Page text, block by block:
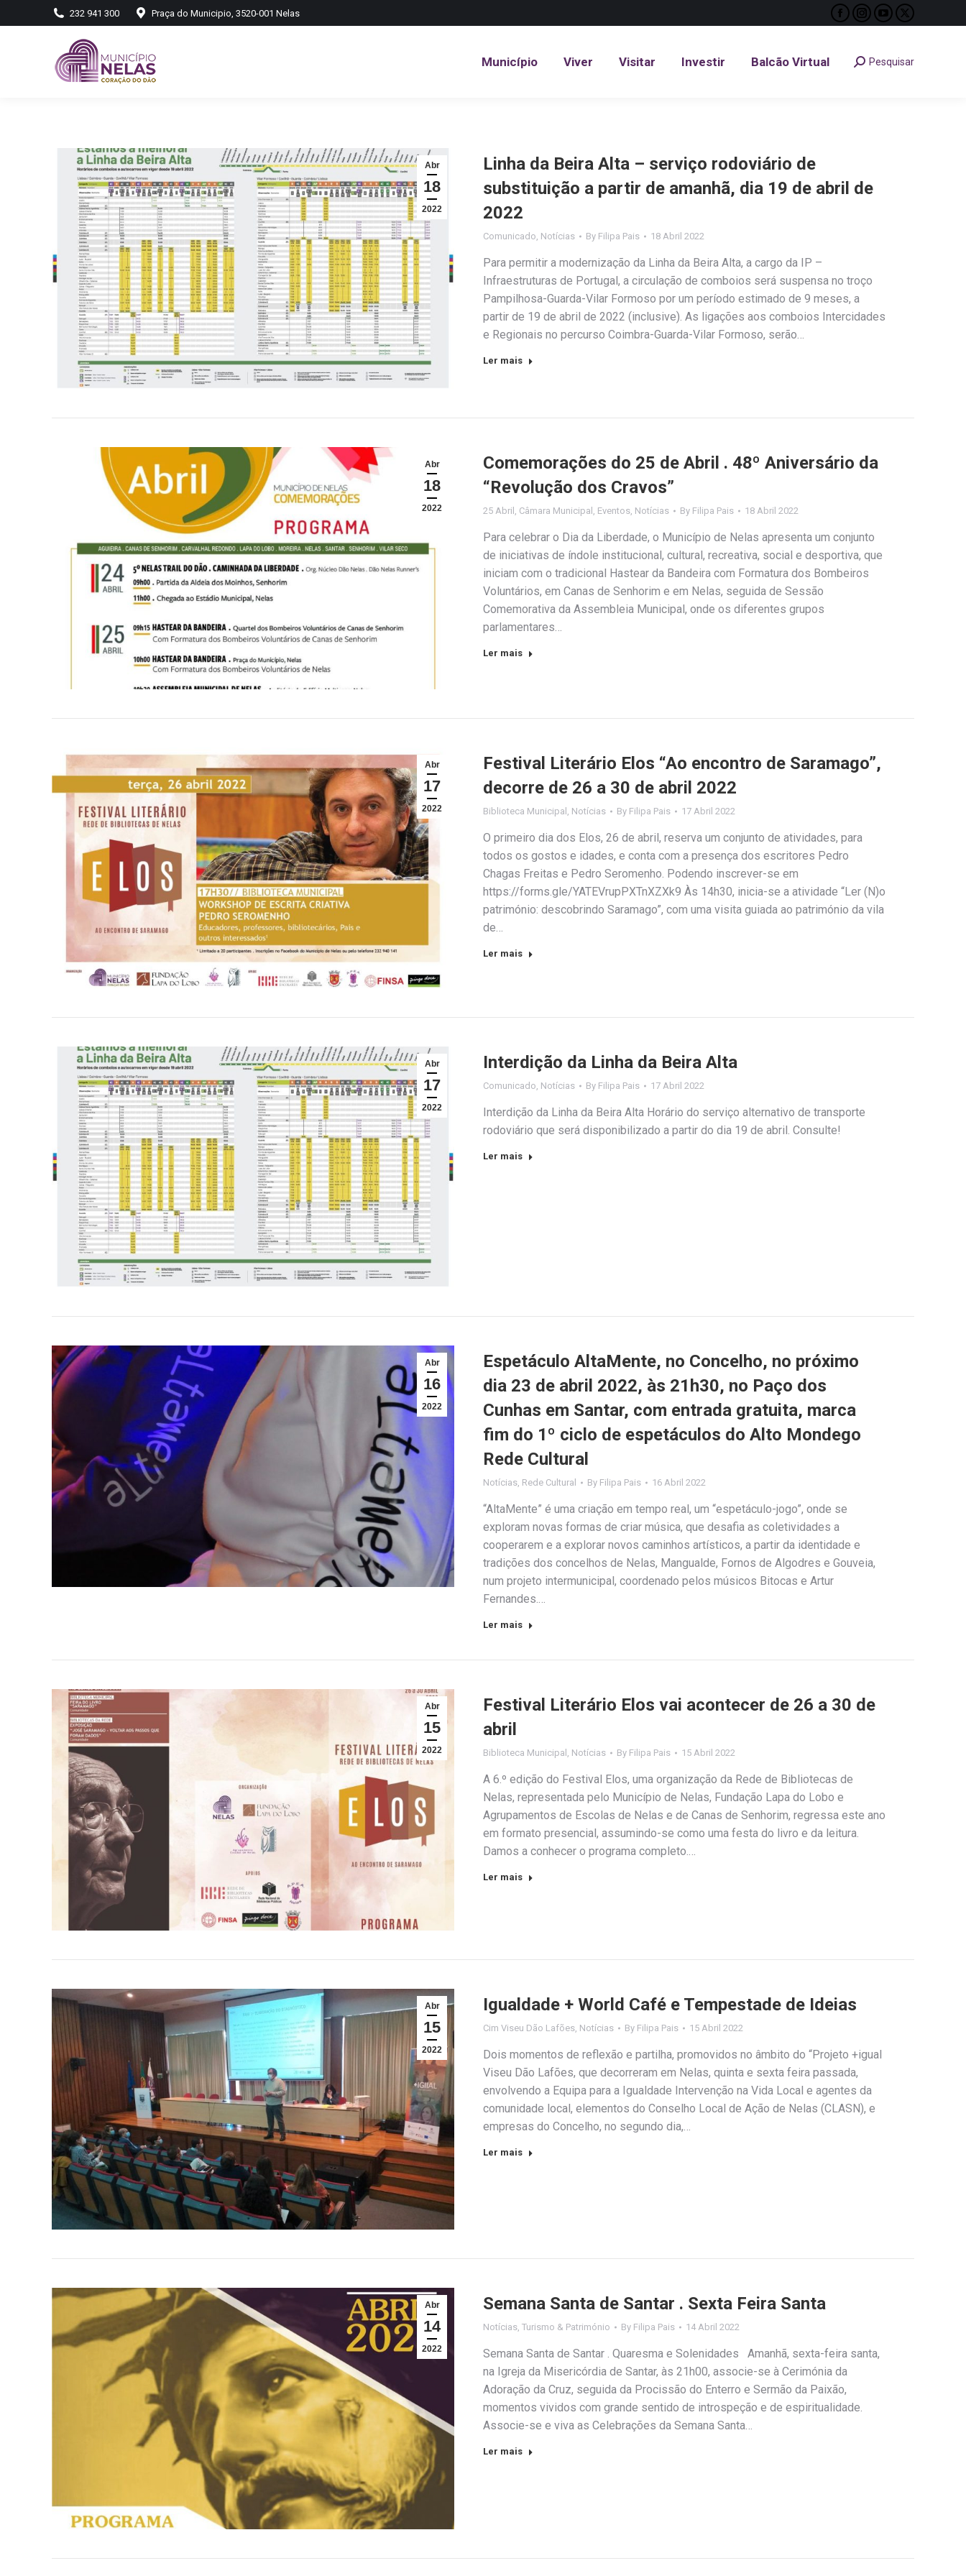
232 941 300 Praça do Municipio, 3520-001 Nelas
Facebook
opens
Instagram
opens
YouTube
opens
X
opens
Município Viver Visitar Investir Balcão Virtual Search:Pesquisar
Abr
18
2022
Linha da Beira Alta – serviço rodoviário de
substituição a partir de amanhã, dia 19 de abril de
2022
Comunicado, Notícias By Filipa Pais 18 Abril 2022
Para permitir a modernização da Linha da Beira Alta, a cargo da IP –
Infraestruturas de Portugal, a circulação de comboios será suspensa no troço
Pampilhosa-Guarda-Vilar Formoso por um período estimado de 9 meses, a
partir de 19 de abril de 2022 (inclusive). As ligações aos comboios Intercidades
e Regionais no percurso Coimbra-Guarda-Vilar Formoso, serão…
Ler mais
Abr
18
2022
Comemorações do 25 de Abril . 48º Aniversário da
“Revolução dos Cravos”
25 Abril , Câmara Municipal , Eventos, Notícias By Filipa Pais 18 Abril 2022
Para celebrar o Dia da Liberdade, o Município de Nelas apresenta um conjunto
de iniciativas de índole institucional, cultural, recreativa, social e desportiva, que
iniciam com o tradicional Hastear da Bandeira com Formatura dos Bombeiros
Voluntários, em Canas de Senhorim e em Nelas, seguida de Sessão
Comemorativa da Assembleia Municipal, onde os diferentes grupos
parlamentares…
Ler mais
Abr
17
2022
Festival Literário Elos “Ao encontro de Saramago”,
decorre de 26 a 30 de abril 2022
Biblioteca Municipal Notícias By Filipa Pais 17 Abril 2022
O primeiro dia dos Elos, 26 de abril, reserva um conjunto de atividades, para
todos os gostos e idades, e conta com a presença dos escritores Pedro
Chagas Freitas e Pedro Seromenho. Podendo inscrever-se em
https://forms.gle/YATEVrupPXTnXZXk9 Às 14h30, inicia-se a atividade “Ler (N)o
património: descobrindo Saramago”, com uma visita guiada ao património da vila
de…
Ler mais
Abr
17
2022
Interdição da Linha da Beira Alta
Comunicado Notícias By Filipa Pais 17 Abril 2022
Interdição da Linha da Beira Alta Horário do serviço alternativo de transporte
rodoviário que será disponibilizado a partir do dia 19 de abril. Consulte!
Ler mais
Abr
16
2022
Espetáculo AltaMente, no Concelho, no próximo
dia 23 de abril 2022, às 21h30, no Paço dos
Cunhas em Santar, com entrada gratuita, marca
fim do 1º ciclo de espetáculos do Alto Mondego
Rede Cultural
Notícias, Rede Cultural By Filipa Pais 16 Abril 2022
“AltaMente” é uma criação em tempo real, um “espetáculo-jogo”, onde se
exploram novas formas de criar música, que desafia as coletividades a
cooperarem e a explorar novos caminhos artísticos, a partir da identidade e
tradições dos concelhos de Nelas, Mangualde, Fornos de Algodres e Gouveia,
num projeto intermunicipal, coordenado pelos músicos Bitocas e Artur
Fernandes.…
Ler mais
Abr
15
2022
Festival Literário Elos vai acontecer de 26 a 30 de
abril
Biblioteca Municipal , Notícias By Filipa Pais 15 Abril 2022
A 6.º edição do Festival Elos, uma organização da Rede de Bibliotecas de
Nelas, representada pelo Município de Nelas, Fundação Lapa do Lobo e
Agrupamentos de Escolas de Nelas e de Canas de Senhorim, regressa este ano
em formato presencial, assumindo-se como uma festa do livro e da leitura.
Damos a conhecer o programa completo.…
Ler mais
Abr
15
2022
Igualdade + World Café e Tempestade de Ideias
Cim Viseu Dão Lafões Notícias By Filipa Pais 15 Abril 2022
Dois momentos de reflexão e partilha, promovidos no âmbito do “Projeto +igual
Viseu Dão Lafões, que decorreram em Nelas, quinta e sexta feira passada,
envolvendo a Equipa para a Igualdade Intervenção na Vida Local e agentes da
comunidade local, elementos do Conselho Local de Ação de Nelas (CLASN), e
empresas do Concelho, no segundo dia,…
Ler mais
Abr
14
2022
Semana Santa de Santar . Sexta Feira Santa
Notícias, Turismo & Património By Filipa Pais 14 Abril 2022
Semana Santa de Santar . Quaresma e Solenidades Amanhã, sexta-feira santa,
na Igreja da Misericórdia de Santar, às 21h00, associe-se à Cerimónia da
Adoração da Cruz, seguida da Procissão do Enterro e Sermão da Paixão,
momentos vividos com grande sentido de introspeção e de espiritualidade.
Associe-se e viva as Celebrações da Semana Santa…
Ler mais
Município Viver Visitar Investir Balcão Virtual Search:
Pesquisar